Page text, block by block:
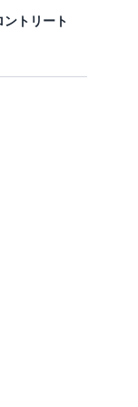
トリート